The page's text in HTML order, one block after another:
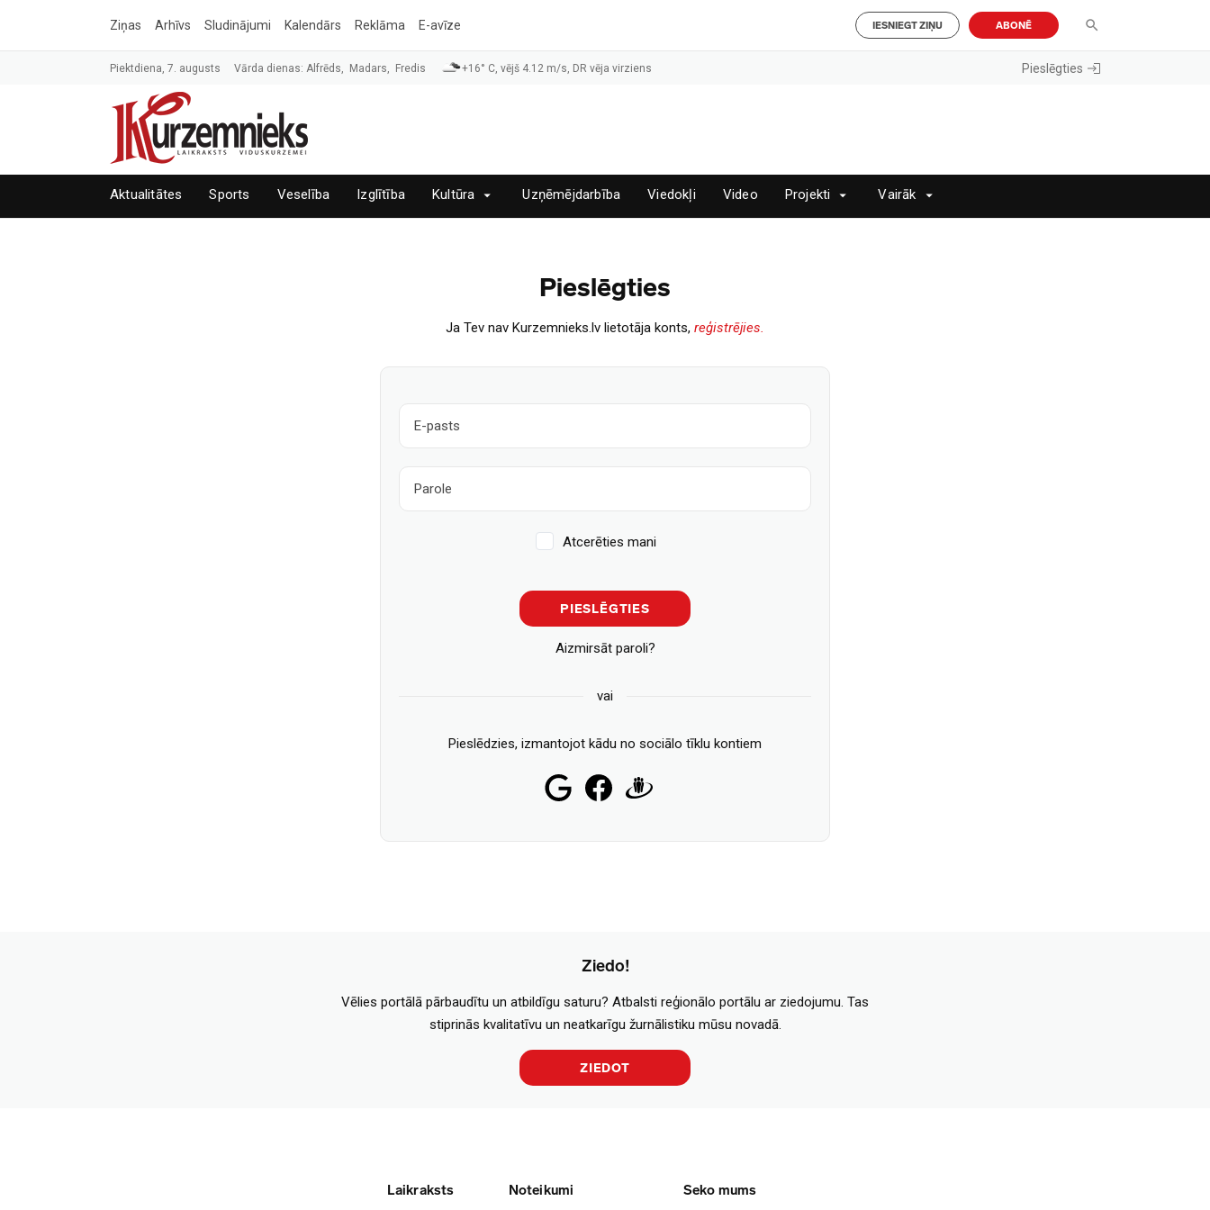
Ziņas Arhīvs Sludinājumi Kalendārs Reklāma E-avīze IESNIEGT ZIŅU ABONĒ
Piektdiena, 7. augusts Vārda dienas: Alfrēds, Madars, Fredis +16° C, vējš 4.12 m/s, DR vēja virziens Pieslēgties
Aktualitātes Sports Veselība Izglītība Kultūra Uzņēmējdarbība Viedokļi Video Projekti Vairāk
Pieslēgties
Ja Tev nav Kurzemnieks.lv lietotāja konts, reģistrējies.
Atcerēties mani
PIESLĒGTIES
Aizmirsāt paroli?
vai
Pieslēdzies, izmantojot kādu no sociālo tīklu kontiem
Ziedo!
Vēlies portālā pārbaudītu un atbildīgu saturu? Atbalsti reģionālo portālu ar ziedojumu. Tas
stiprinās kvalitatīvu un neatkarīgu žurnālistiku mūsu novadā.
ZIEDOT
Laikraksts Noteikumi Seko mums